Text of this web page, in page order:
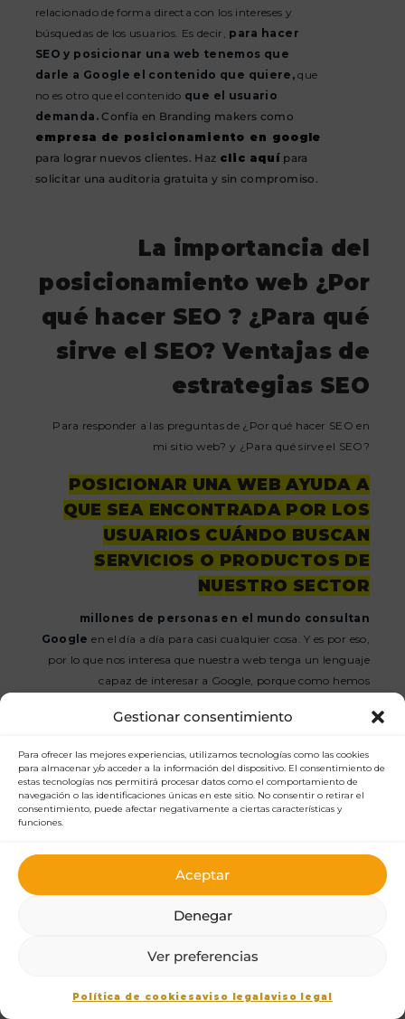
Gestionar consentimiento
Para ofrecer las mejores experiencias, utilizamos tecnologías como las cookies
para almacenar y/o acceder a la información del dispositivo. El consentimiento de
estas tecnologías nos permitirá procesar datos como el comportamiento de
navegación o las identificaciones únicas en este sitio. No consentir o retirar el
consentimiento, puede afectar negativamente a ciertas características y
funciones.
Aceptar
Denegar
Ver preferencias
Política de cookiesaviso legalaviso legal
relacionado de forma directa con los intereses y
búsquedas de los usuarios. Es decir, para hacer
SEO y posicionar una web tenemos que
darle a Google el contenido que quiere, que
no es otro que el contenido que el usuario
demanda.Confía en Branding makers como
empresa de posicionamiento en google
para lograr nuevos clientes. Haz clic aquí para
solicitar una auditoria gratuita y sin compromiso.
La importancia del
posicionamiento web ¿Por
qué hacer SEO ? ¿Para qué
sirve el SEO? Ventajas de
estrategias SEO
Para responder a las preguntas de ¿Por qué hacer SEO en
mi sitio web? y ¿Para qué sirve el SEO?
POSICIONAR UNA WEB AYUDA A
QUE SEA ENCONTRADA POR LOS
USUARIOS CUÁNDO BUSCAN
SERVICIOS O PRODUCTOS DE
NUESTRO SECTOR
millones de personas en el mundo consultan
Google en el día a día para casi cualquier cosa. Y es por eso,
por lo que nos interesa que nuestra web tenga un lenguaje
capaz de interesar a Google, porque como hemos
usuario quiere ver.
El precio del posicionamiento de páginas web
puede variar dependiendo de diferentes factores. Puedes
solicitar un presupuesto sin coste haciendoclic aquí.
¿Cuál es la diferencia entre
SEO y SEM? Formas de